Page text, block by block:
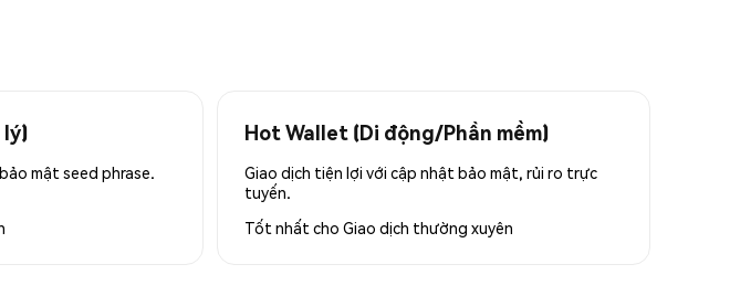
lý)
mật seed phrase.
Hot Wallet (Di động/Phần mềm)
Giao dịch tiện lợi với cập nhật bảo mật, rủi ro trực
tuyến.
Tốt nhất cho Giao dịch thường xuyên